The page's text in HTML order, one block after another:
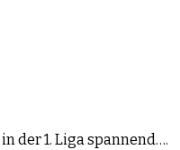
der 1. Liga spannend….